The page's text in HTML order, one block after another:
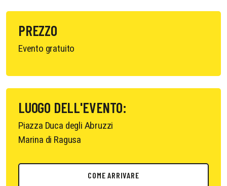
PREZZO
Evento gratuito
LUOGO DELL'EVENTO:
Piazza Duca degli Abruzzi
Marina di Ragusa
COME ARRIVARE